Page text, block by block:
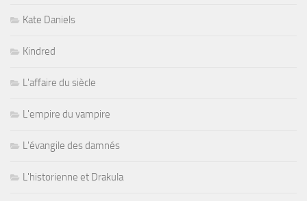
Kate Daniels
Kindred
L'affaire du siècle
L'empire du vampire
L'évangile des damnés
L'historienne et Drakula